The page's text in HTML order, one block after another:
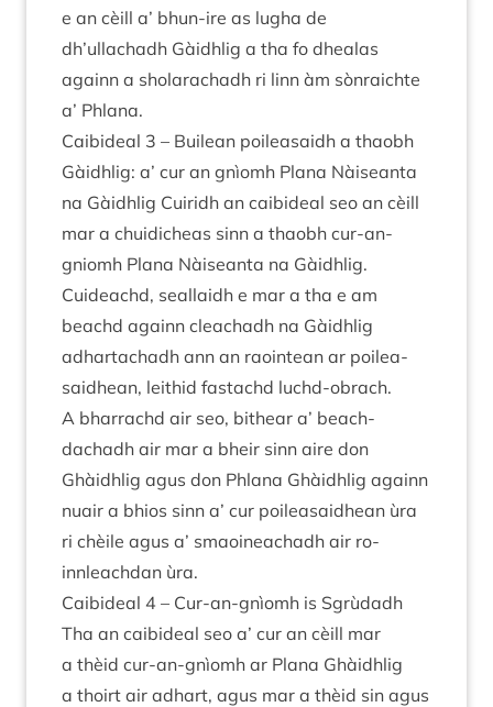
e an cèill a’ bhun-ire as lugha de
dh’ullachadh Gàidh­lig a tha fo dhealas
againn a shol­arachadh ri linn àm sòn­raichte
a’ Phlana.
Cai­bideal 3 – Builean poilea­saidh a thaobh
Gàidh­lig: a’ cur an gnìomh Plana Nàiseanta
na Gàidh­lig Cuiridh an cai­bideal seo an cèill
mar a chuidi­cheas sinn a thaobh cur-an-
gniomh Plana Nàiseanta na Gàidh­lig.
Cuideachd, seal­laidh e mar a tha e am
beachd againn cleachadh na Gàidh­lig
adhartachadh ann an raoin­tean ar poilea­
said­hean, leith­id fastachd luchd-obrach.
A bhar­rachd air seo, bit­hear a’ beach­
dachadh air mar a bheir sinn aire don
Ghàidh­lig agus don Phlana Ghàidh­lig againn
nuair a bhios sinn a’ cur poilea­said­hean ùra
ri chèile agus a’ smaoineachadh air ro-
innleach­dan ùra.
Cai­bideal 4 – Cur-an-gnìomh is Sgrùdadh
Tha an cai­bideal seo a’ cur an cèill mar
a thèid cur-an-gnìomh ar Plana Ghàidh­lig
a thoirt air adhart, agus mar a thèid sin agus